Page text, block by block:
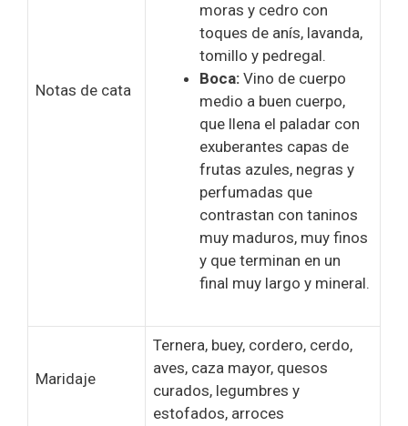
Notas de cata
moras y cedro con
toques de anís, lavanda,
tomillo y pedregal.
Boca: Vino de cuerpo
medio a buen cuerpo,
que llena el paladar con
exuberantes capas de
frutas azules, negras y
perfumadas que
contrastan con taninos
muy maduros, muy finos
y que terminan en un
final muy largo y mineral.
Maridaje
Ternera, buey, cordero, cerdo,
aves, caza mayor, quesos
curados, legumbres y
estofados, arroces